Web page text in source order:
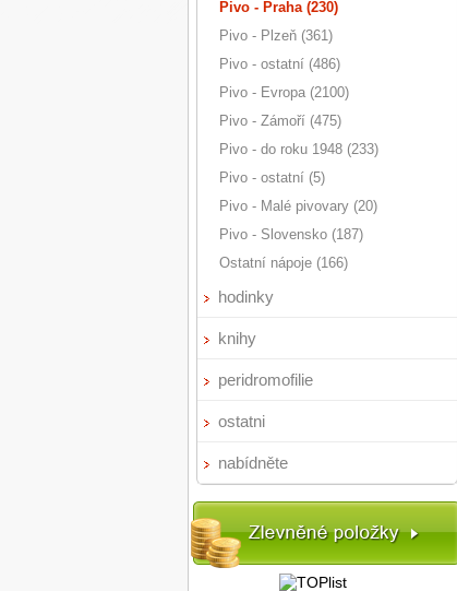
Pivo - Praha (230)
Pivo - Plzeň (361)
Pivo - ostatní (486)
Pivo - Evropa (2100)
Pivo - Zámoří (475)
Pivo - do roku 1948 (233)
Pivo - ostatní (5)
Pivo - Malé pivovary (20)
Pivo - Slovensko (187)
Ostatní nápoje (166)
hodinky
knihy
peridromofilie
ostatni
nabídněte